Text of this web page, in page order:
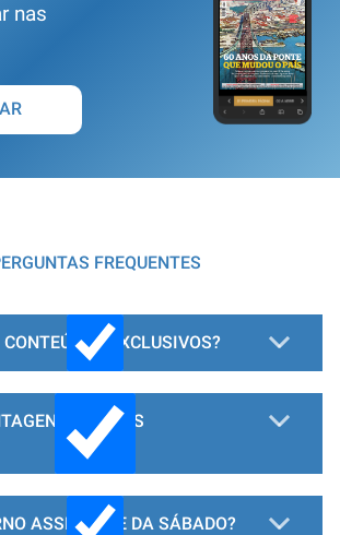
nas
FREQUENTES
EXCLUSIVOS?
PARA OS
ASSINANTE DA SÁBADO?